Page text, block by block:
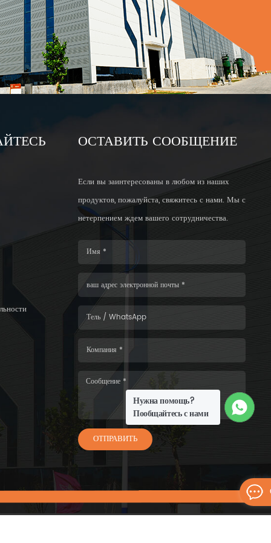
Нужна помощь?
Пообщайтесь с нами
ОСТАВИТЬ СООБЩЕНИЕ
Если вы заинтересованы в любом из наших
продуктов, пожалуйста, свяжитесь с нами. Мы с
нетерпением ждем вашего сотрудничества.
ОТПРАВИТЬ